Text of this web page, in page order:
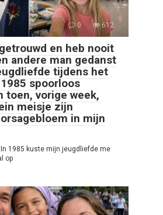
0 612
en heb nooit
andere man gedanst
tijdens het
spoorloos
toen, vorige week,
meisje zijn
in mijn
1985 kuste mijn jeugdliefde me
op